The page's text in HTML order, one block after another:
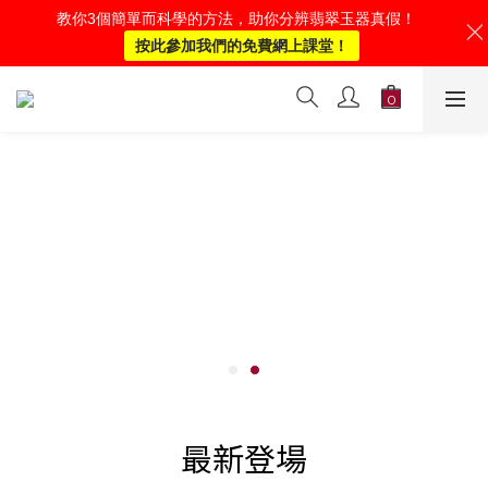
最新登場
教你3個簡單而科學的方法，助你分辨翡翠玉器真假！
按此參加我們的免費網上課堂！